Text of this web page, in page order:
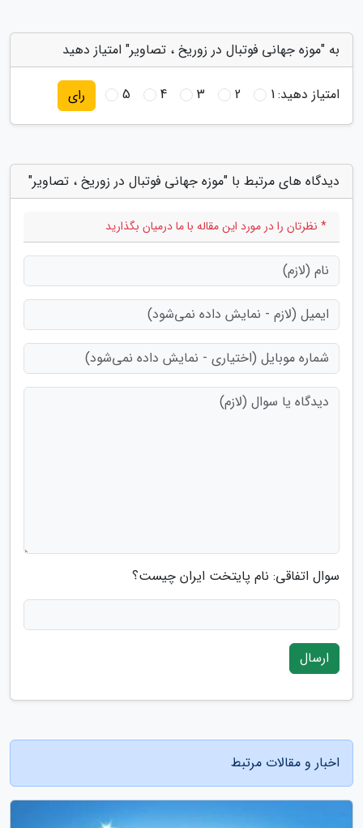
به "موزه جهانی فوتبال در زوریخ ، تصاویر" امتیاز دهید
امتیاز دهید:1
2
3
4
5 رای
دیدگاه های مرتبط با "موزه جهانی فوتبال در زوریخ ، تصاویر"
* نظرتان را در مورد این مقاله با ما درمیان بگذارید
سوال اتفاقی: نام پایتخت ایران چیست؟
ارسال
اخبار و مقالات مرتبط